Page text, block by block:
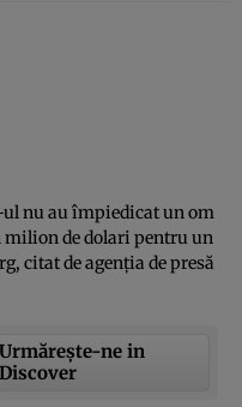
ul nu au împiedicat un om
milion de dolari pentru un
citat de agenţia de presă
Urmărește-ne in
Discover